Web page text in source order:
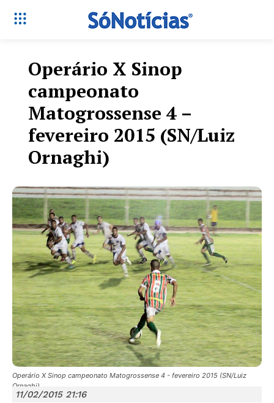
Só Notícias
JUNTE-SE NO WHATSAPP
Operário X Sinop
campeonato
Matogrossense 4 –
fevereiro 2015 (SN/Luiz
Ornaghi)
Operário X Sinop campeonato Matogrossense 4 - fevereiro 2015 (SN/Luiz
Ornaghi)
11/02/2015 21:16